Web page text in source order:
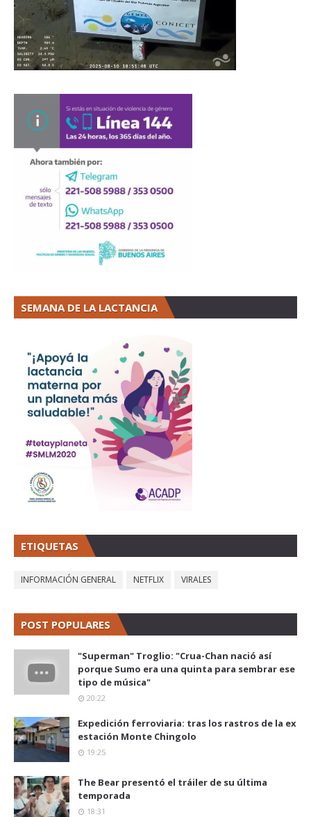
SEMANA DE LA LACTANCIA
ETIQUETAS
INFORMACIÓN GENERAL NETFLIX VIRALES
POST POPULARES
"Superman" Troglio: "Crua-Chan nació así
porque Sumo era una quinta para sembrar ese
tipo de música"
20:22
Expedición ferroviaria: tras los rastros de la ex
estación Monte Chingolo
19:25
The Bear presentó el tráiler de su última
temporada
18:31